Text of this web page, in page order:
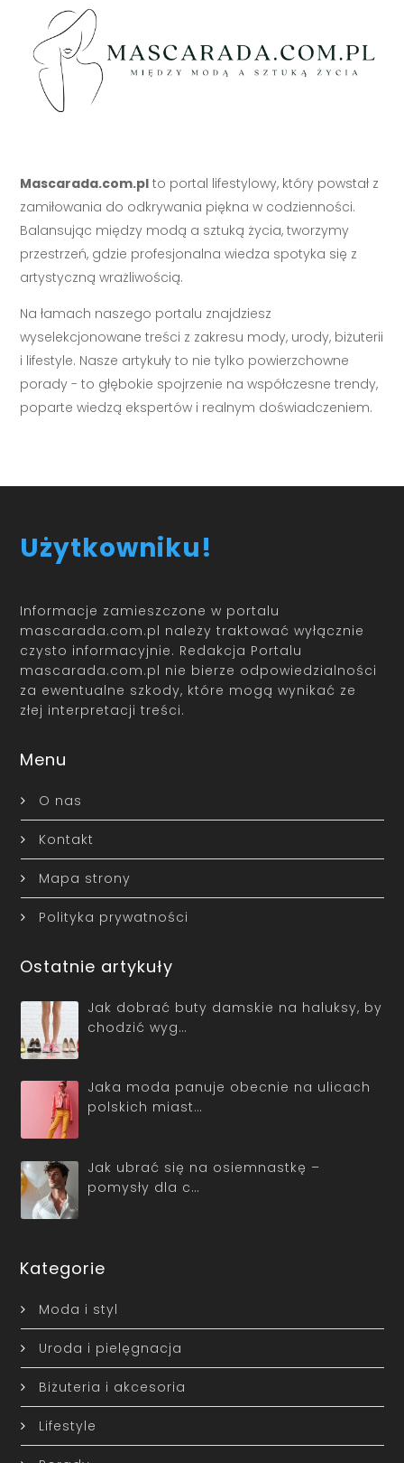
Mascarada.com.pl to portal lifestylowy, który powstał z
zamiłowania do odkrywania piękna w codzienności.
Balansując między modą a sztuką życia, tworzymy
przestrzeń, gdzie profesjonalna wiedza spotyka się z
artystyczną wrażliwością.
Na łamach naszego portalu znajdziesz
wyselekcjonowane treści z zakresu mody, urody, biżuterii
i lifestyle. Nasze artykuły to nie tylko powierzchowne
porady - to głębokie spojrzenie na współczesne trendy,
poparte wiedzą ekspertów i realnym doświadczeniem.
Użytkowniku!
Informacje zamieszczone w portalu
mascarada.com.pl należy traktować wyłącznie
czysto informacyjnie. Redakcja Portalu
mascarada.com.pl nie bierze odpowiedzialności
za ewentualne szkody, które mogą wynikać ze
złej interpretacji treści.
Menu
O nas
Kontakt
Mapa strony
Polityka prywatności
Ostatnie artykuły
Jak dobrać buty damskie na haluksy, by
chodzić wyg…
Jaka moda panuje obecnie na ulicach
polskich miast…
Jak ubrać się na osiemnastkę –
pomysły dla c…
Kategorie
Moda i styl
Uroda i pielęgnacja
Biżuteria i akcesoria
Lifestyle